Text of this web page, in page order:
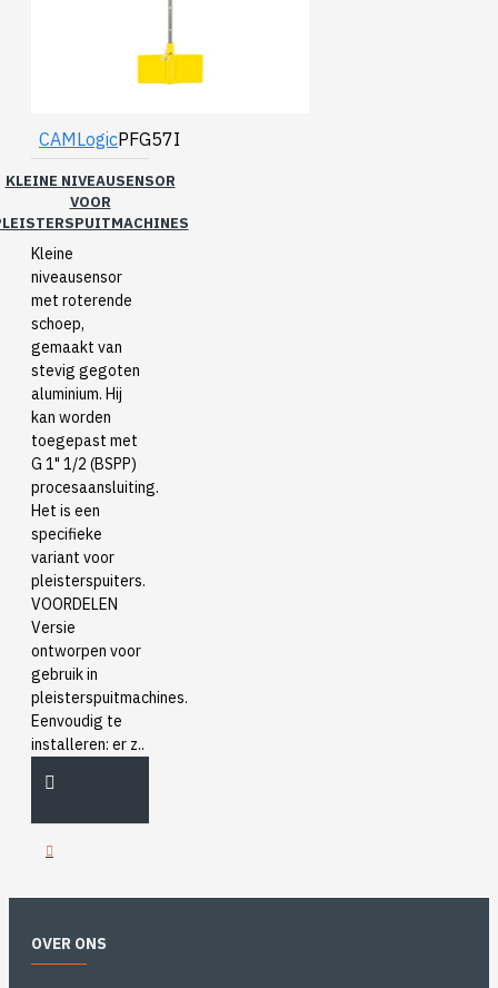
CAMLogicPFG57I
KLEINE NIVEAUSENSOR
VOOR
Kleine
niveausensor
met roterende
schoep,
gemaakt van
stevig gegoten
aluminium. Hij
kan worden
toegepast met
G 1" 1/2 (BSPP)
procesaansluiting.
Het is een
specifieke
variant voor
pleisterspuiters.
VOORDELEN
Versie
ontworpen voor
gebruik in
pleisterspuitmachines.
Eenvoudig te
installeren: er z..
OVER ONS